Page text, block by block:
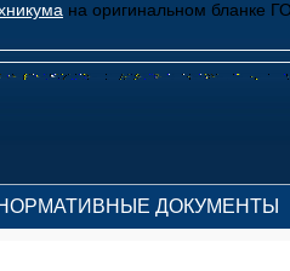
на оригинальном бланке
ДОКУМЕНТЫ